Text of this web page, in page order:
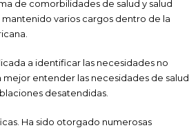
de comorbilidades de salud y salud
varios cargos dentro de la
a identificar las necesidades no
entender las necesidades de salud
desatendidas.
Ha sido otorgado numerosas